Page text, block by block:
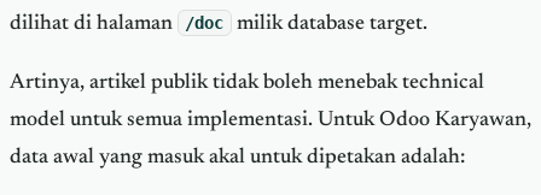
dilihat di halaman
/doc milik database target.
Artinya, artikel publik tidak boleh menebak technical
model untuk semua implementasi. Untuk Odoo Karyawan,
data awal yang masuk akal untuk dipetakan adalah: